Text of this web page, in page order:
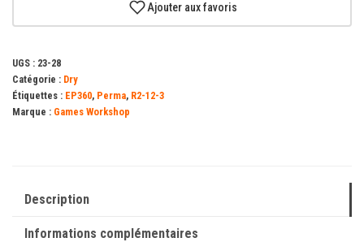
(12
Ajouter aux favoris
UGS : 23-28
Catégorie : Dry
Étiquettes : EP360, Perma, R2-12-3
Marque : Games Workshop
Description
Informations complémentaires